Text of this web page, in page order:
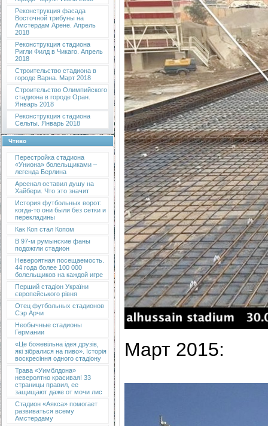
Реконструкция фасада
Восточной трибуны на
Амстердам Арене. Апрель
2018
Реконструкция стадиона
Ригли Филд в Чикаго. Апрель
2018
Строительство стадиона в
городе Варна. Март 2018
Строительство Олимпийского
стадиона в городе Оран.
Январь 2018
Реконструкция стадиона
Сельты. Январь 2018
Чтиво
Перестройка стадиона
«Униона» болельщиками –
легенда Берлина
Арсенал оставил душу на
Хайбери. Что это значит
История футбольных ворот:
когда-то они были без сетки и
перекладины
Как Коп стал Копом
В 97-м румынские фаны
подожгли стадион
Невероятная посещаемость.
44 года более 100 000
болельщиков на каждой игре
Перший стадіон України
європейського рівня
Отец футбольных стадионов
Сэр Арчи
Необычные стадионы
Германии
«Це божевільна ідея друзів,
які зібралися на пиво». Історія
воскресіння одного стадіону
Трава «Уимблдона»
невероятно красивая! 33
страницы правил, ее
защищают даже от мочи лис
Стадион «Аякса» помогает
развиваться всему
Амстердаму
Март 2015: